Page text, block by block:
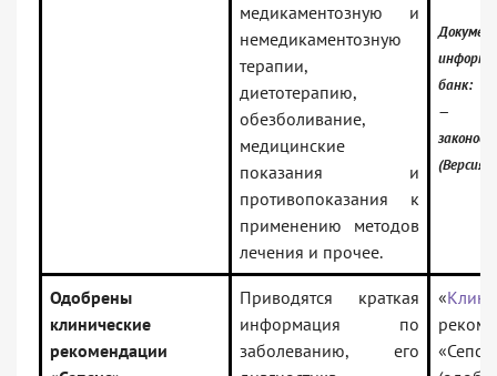
медикаментозную и
немедикаментозную
терапии,
диетотерапию,
обезболивание,
медицинские
показания и
противопоказания к
применению методов
лечения и прочее.
банк:
—
(Версия
Одобрены
клинические
рекомендации
Приводятся краткая
информация по
заболеванию, его
«